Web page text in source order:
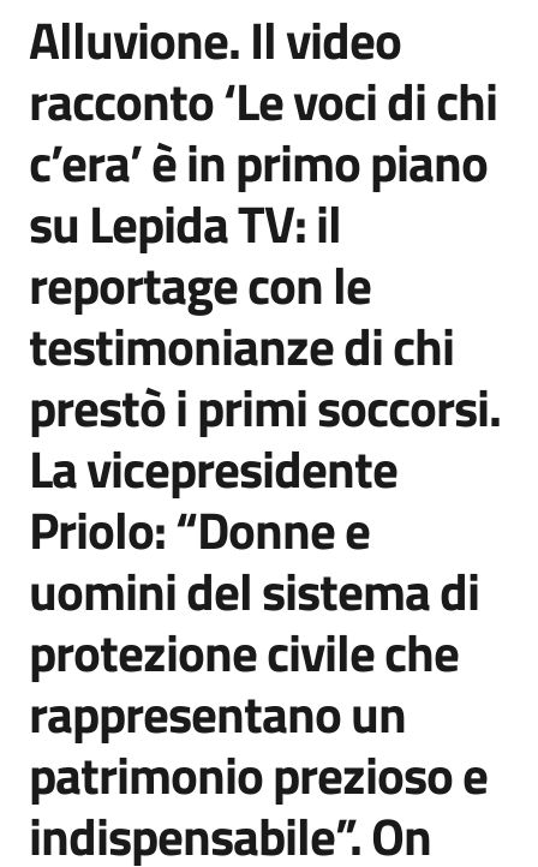
Agenzia
di
informazione
e
comunicazione
Seguici
su
Salta al contenuto
Alluvione. Il video
racconto ‘Le voci di chi
c’era’ è in primo piano
su Lepida TV: il
reportage con le
testimonianze di chi
prestò i primi soccorsi.
La vicepresidente
Priolo: “Donne e
uomini del sistema di
protezione civile che
rappresentano un
patrimonio prezioso e
indispensabile”. On